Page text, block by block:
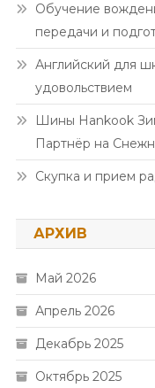
Обучение
передачи и
Английский для
удовольствием
Шины Hankook
Партнёр на
Скупка и прием
АРХИВ
Май 2026
Апрель 2026
Декабрь 2025
Октябрь 2025